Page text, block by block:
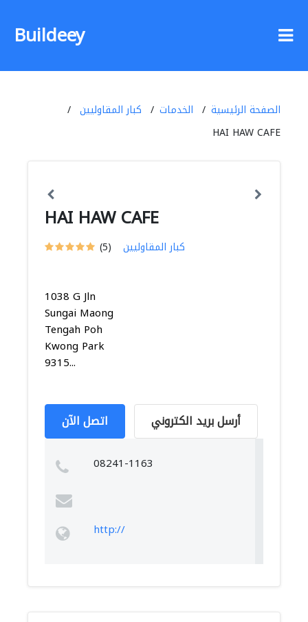
Buildeey
الصفحة الرئيسية الخدمات
كبار المقاوليين
HAI HAW CAFE
HAI HAW CAFE
(5) كبار المقاوليين
1038 G Jln
Sungai Maong
Tengah Poh
Kwong Park
9315...
اتصل الآن أرسل بريد الكتروني
08241-1163
http://